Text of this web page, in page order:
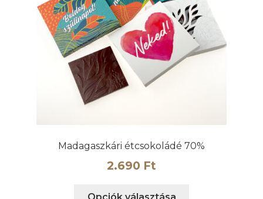
Madagaszkári étcsokoládé 70%
2.690 Ft